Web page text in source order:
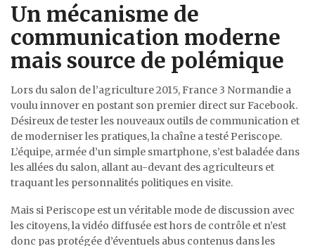
Un mécanisme de
communication moderne
mais source de polémique
Lors du salon de l’agriculture 2015, France 3 Normandie a
voulu innover en postant son premier direct sur Facebook.
Désireux de tester les nouveaux outils de communication et
de moderniser les pratiques, la chaîne a testé Periscope.
L’équipe, armée d’un simple smartphone, s’est baladée dans
les allées du salon, allant au-devant des agriculteurs et
traquant les personnalités politiques en visite.
Mais si Periscope est un véritable mode de discussion avec
les citoyens, la vidéo diffusée est hors de contrôle et n’est
donc pas protégée d’éventuels abus contenus dans les